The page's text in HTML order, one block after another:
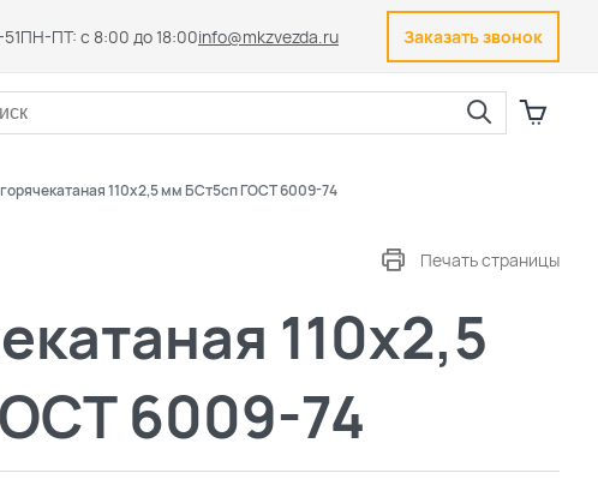
ПН-ПТ: с 8:00 до 18:00info@mkzvezda.ru Заказать звонок
110х2,5 мм БСт5сп ГОСТ 6009-74
Печать страницы
110х2,5
6009-74